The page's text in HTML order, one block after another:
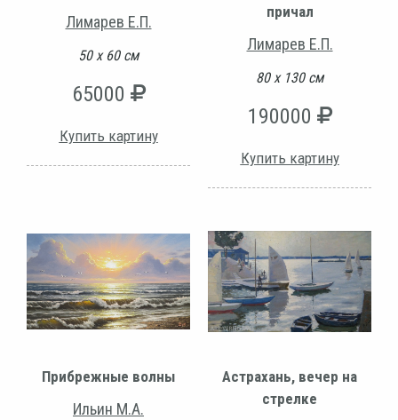
Лимарев Е.П.
50 х 60 см
65000
Купить картину
причал
Лимарев Е.П.
80 х 130 см
190000
Купить картину
Прибрежные волны
Ильин М.А.
Астрахань, вечер на
стрелке